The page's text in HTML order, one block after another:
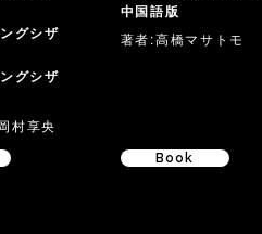
グシザ
グシザ
村享央
中国語版
著者:高橋マサトモ
Book